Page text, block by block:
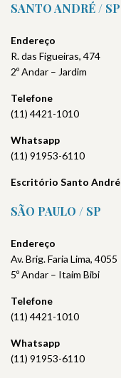
SANTO ANDRÉ / SP
Endereço
R. das Figueiras, 474
2º Andar – Jardim
Telefone
(11) 4421-1010
Whatsapp
(11) 91953-6110
Escritório Santo André
SÃO PAULO / SP
Endereço
Av. Brig. Faria Lima, 4055
5º Andar – Itaim Bibi
Telefone
(11) 4421-1010
Whatsapp
(11) 91953-6110